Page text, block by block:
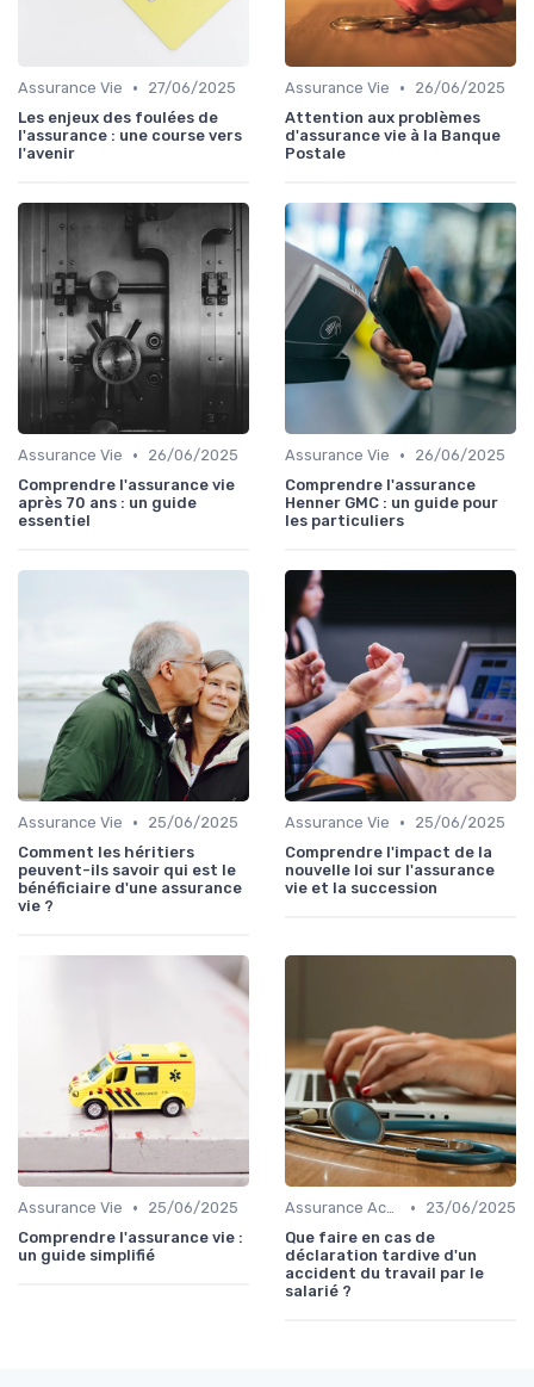
Assurance Vie •
27/06/2025
Les enjeux des foulées de
l'assurance : une course vers
l'avenir
Assurance Vie •
26/06/2025
Attention aux problèmes
d'assurance vie à la Banque
Postale
Assurance Vie •
26/06/2025
Comprendre l'assurance vie
après 70 ans : un guide
essentiel
Assurance Vie •
26/06/2025
Comprendre l'assurance
Henner GMC : un guide pour
les particuliers
Assurance Vie •
25/06/2025
Comment les héritiers
peuvent-ils savoir qui est le
bénéficiaire d'une assurance
vie ?
Assurance Vie •
25/06/2025
Comprendre l'impact de la
nouvelle loi sur l'assurance
vie et la succession
Assurance Vie •
25/06/2025
Comprendre l'assurance vie :
un guide simplifié
Assurance Accident •
23/06/2025
Que faire en cas de
déclaration tardive d'un
accident du travail par le
salarié ?